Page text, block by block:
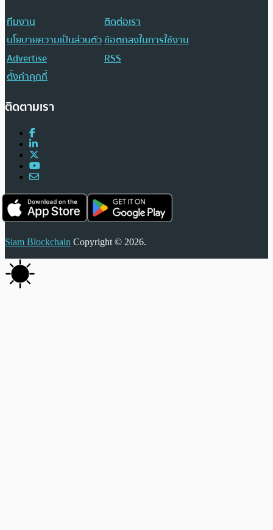
ทีมงาน
ติดต่อเรา
นโยบายความเป็นส่วนตัวข้อตกลงในการใช้งาน
Advertise
RSS
ตั้งค่าคุกกี้
ติดตามเรา
Siam Blockchain Copyright © 2026.